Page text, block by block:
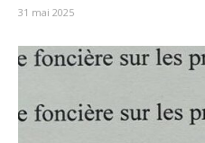
31 mai 2025